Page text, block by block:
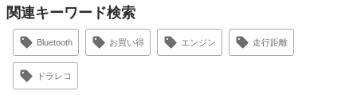
関連キーワード検索
Bluetooth お買い得 エンジン 走行距離
ドラレコ